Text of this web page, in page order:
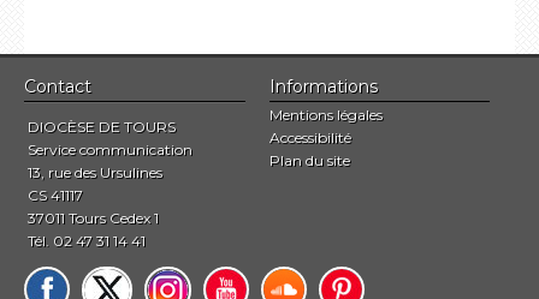
Contact
DIOCÈSE DE TOURS
Service communication
13, rue des Ursulines
CS 41117
37011 Tours Cedex 1
Tél. 02 47 31 14 41
Informations
Mentions légales
Accessibilité
Plan du site